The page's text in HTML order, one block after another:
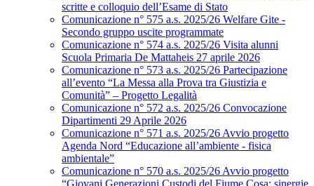
scritte e colloquio dell’Esame di Stato
Comunicazione n° 575 a.s. 2025/26 Welfare Gite -
Secondo gruppo uscite programmate
Comunicazione n° 574 a.s. 2025/26 Visita alunni
Scuola Primaria De Mattaheis 27 aprile 2026
Comunicazione n° 573 a.s. 2025/26 Partecipazione
all’evento “La Messa alla Prova tra Giustizia e
Comunità” – Progetto Legalità
Comunicazione n° 572 a.s. 2025/26 Convocazione
Dipartimenti 29 Aprile 2026
Comunicazione n° 571 a.s. 2025/26 Avvio progetto
Agenda Nord “Educazione all’ambiente - fisica
ambientale”
Comunicazione n° 570 a.s. 2025/26 Avvio progetto